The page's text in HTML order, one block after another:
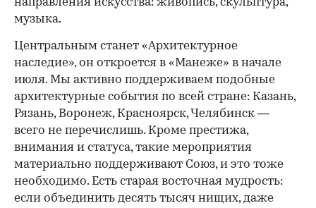
музыка.
Центральным станет «Архитектурное
наследие», он откроется в «Манеже» в начале
июля. Мы активно поддерживаем подобные
архитектурные события по всей стране: Казань,
Рязань, Воронеж, Красноярск, Челябинск —
всего не перечислишь. Кроме престижа,
внимания и статуса, такие мероприятия
материально поддерживают Союз, и это тоже
необходимо. Есть старая восточная мудрость:
если объединить десять тысяч нищих, даже